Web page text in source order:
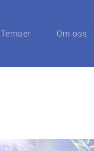
Temaer Om oss